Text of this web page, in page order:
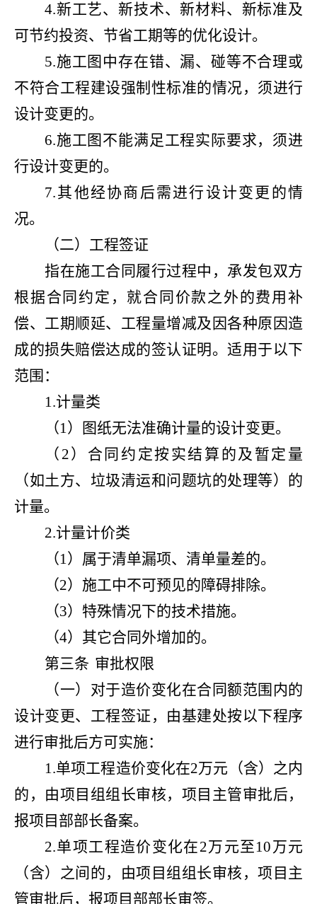
4.新工艺、新技术、新材料、新标准及
可节约投资、节省工期等的优化设计。
5.施工图中存在错、漏、碰等不合理或
不符合工程建设强制性标准的情况，须进行
设计变更的。
6.施工图不能满足工程实际要求，须进
行设计变更的。
7.其他经协商后需进行设计变更的情
况。
（二）工程签证
指在施工合同履行过程中，承发包双方
根据合同约定，就合同价款之外的费用补
偿、工期顺延、工程量增减及因各种原因造
成的损失赔偿达成的签认证明。适用于以下
范围：
1.计量类
（1）图纸无法准确计量的设计变更。
（2）合同约定按实结算的及暂定量
（如土方、垃圾清运和问题坑的处理等）的
计量。
2.计量计价类
（1）属于清单漏项、清单量差的。
（2）施工中不可预见的障碍排除。
（3）特殊情况下的技术措施。
（4）其它合同外增加的。
第三条 审批权限
（一）对于造价变化在合同额范围内的
设计变更、工程签证，由基建处按以下程序
进行审批后方可实施：
1.单项工程造价变化在2万元（含）之内
的，由项目组组长审核，项目主管审批后，
报项目部部长备案。
2.单项工程造价变化在2万元至10万元
（含）之间的，由项目组组长审核，项目主
管审批后，报项目部部长审签。